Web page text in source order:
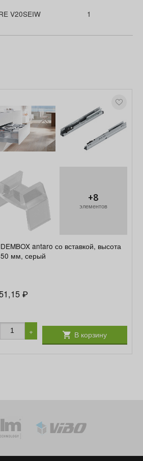
V20SEIW 1
+8
элементов
antaro со вставкой, высота
мм, серый
₽
+ В корзину